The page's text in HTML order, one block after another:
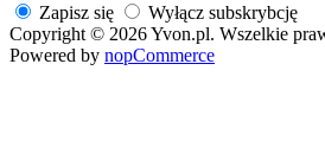
Zapisz się
Wyłącz subskrybcję
Copyright © 2026 Yvon.pl. Wszelkie
Powered by nopCommerce